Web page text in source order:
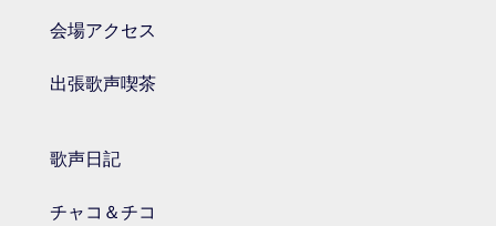
会場アクセス
出張歌声喫茶
歌声日記
チャコ＆チコ